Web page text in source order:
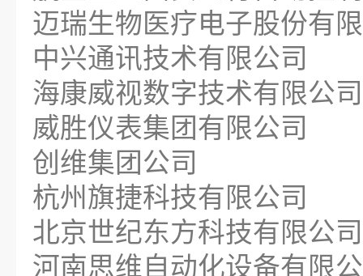
迈瑞生物医疗电子股份有
中兴通讯技术有限公司
海康威视数字技术有限公司
威胜仪表集团有限公司
创维集团公司
杭州旗捷科技有限公司
北京世纪东方科技有限公司
河南思维自动化设备有限